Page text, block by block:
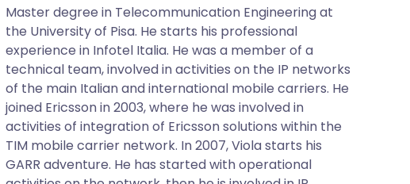
Master degree in Telecommunication Engineering at
the University of Pisa. He starts his professional
experience in Infotel Italia. He was a member of a
technical team, involved in activities on the IP networks
of the main Italian and international mobile carriers. He
joined Ericsson in 2003, where he was involved in
activities of integration of Ericsson solutions within the
TIM mobile carrier network. In 2007, Viola starts his
GARR adventure. He has started with operational